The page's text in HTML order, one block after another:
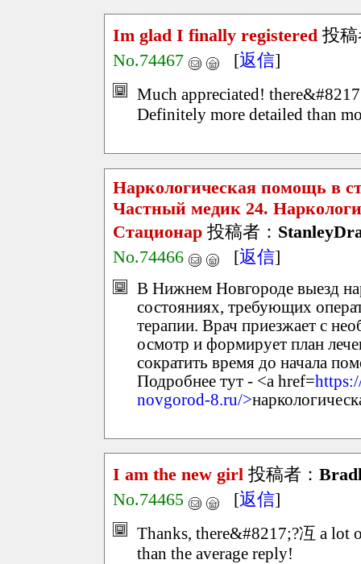
Im glad I finally registered 投
No.74467
[返信]
Much appreciated!
Definitely more detailed than
Наркологическая помощь в
Частный медик 24.
Стационар 投稿者：
No.74466
[返信]
В Нижнем Новгороде выезд
состояниях, требующих
терапии. Врач приезжает с
осмотр и формирует план
сократить время до начала
Подробнее тут - <a href=
novgorod-8.ru/>
I am the new girl 投稿者：
No.74465
[返信]
Thanks, there&#8217;?冱 a lot
than the average reply!